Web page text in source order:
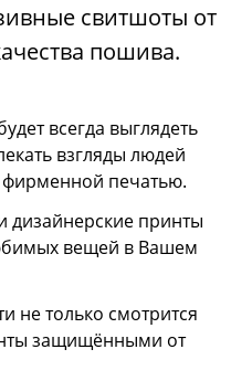
свитшоты от
пошива.
всегда выглядеть
взгляды людей
печатью.
дизайнерские принты
вещей в Вашем
не только смотрится
защищёнными от